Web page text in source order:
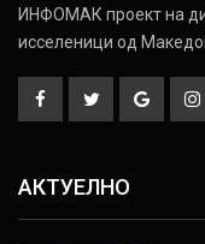
ИНФОМАК проект на
исселеници од
АКТУЕЛНО